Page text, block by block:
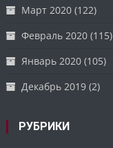
Март 2020 (122)
Февраль 2020 (115)
Январь 2020 (105)
Декабрь 2019 (2)
РУБРИКИ